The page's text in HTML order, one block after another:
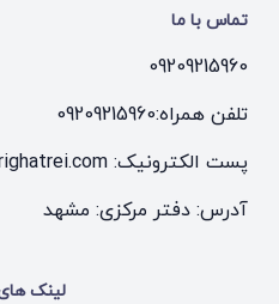
تماس با ما
09209215960
تلفن همراه:09209215960
پست الکترونیک: info[at]abyarighatrei.com
آدرس: دفتر مرکزی: مشهد
لینک